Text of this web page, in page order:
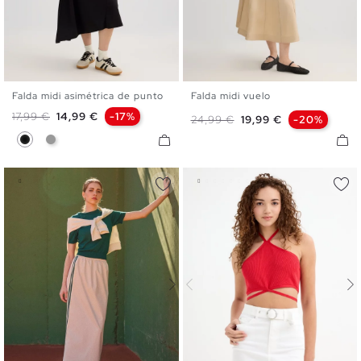
L
Falda midi asimétrica de punto
Precio base
17,99 € Precio
14,99 € -17%
NegroGris Medio
Falda midi vuelo
Precio base
24,99 € Precio
19,99 € -20%